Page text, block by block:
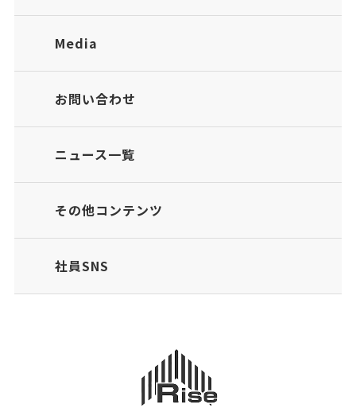
Media
お問い合わせ
ニュース一覧
その他コンテンツ
社員SNS